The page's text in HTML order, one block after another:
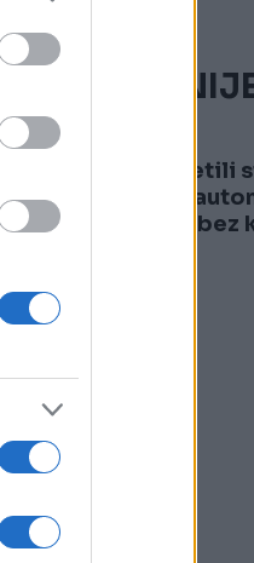
1
Primijetili
točak
vozila bez